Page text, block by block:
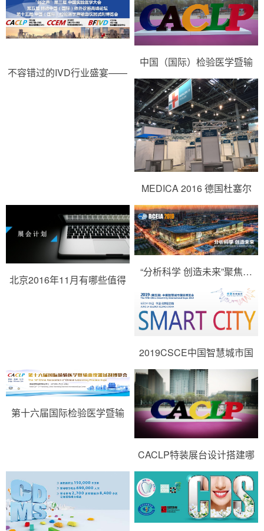
不容错过的IVD行业盛宴——
中国（国际）检验医学暨输
血…
MEDICA 2016 德国杜塞尔
多…
北京2016年11月有哪些值得
“分析科学 创造未来”聚焦…
2019CSCE中国智慧城市国
际博览会
第十六届国际检验医学暨输
CACLP特装展台设计搭建哪
家好